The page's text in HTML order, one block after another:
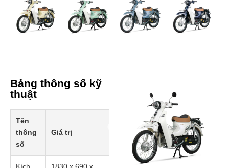
Bảng thông số kỹ
thuật
Tên
thông
số
Giá trị